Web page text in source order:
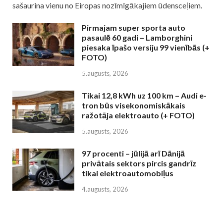
sašaurina vienu no Eiropas nozīmīgākajiem ūdensceļiem.
Pirmajam super sporta auto
pasaulē 60 gadi – Lamborghini
piesaka īpašo versiju 99 vienībās (+
FOTO)
5.augusts, 2026
Tikai 12,8 kWh uz 100 km – Audi e-
tron būs visekonomiskākais
ražotāja elektroauto (+ FOTO)
5.augusts, 2026
97 procenti – jūlijā arī Dānijā
privātais sektors pircis gandrīz
tikai elektroautomobiļus
4.augusts, 2026